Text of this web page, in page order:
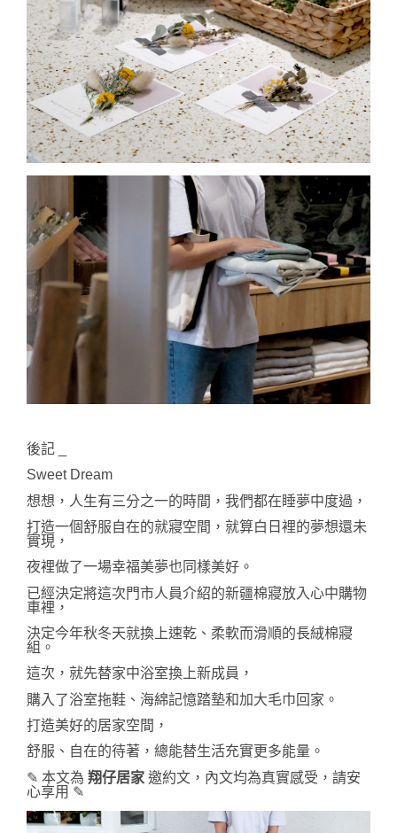
後記 _
Sweet Dream
想想，人生有三分之一的時間，我們都在睡夢中度過，
打造一個舒服自在的就寢空間，就算白日裡的夢想還未
實現，
夜裡做了一場幸福美夢也同樣美好。
已經決定將這次門市人員介紹的新疆棉寢放入心中購物
車裡，
決定今年秋冬天就換上速乾、柔軟而滑順的長絨棉寢
組。
這次，就先替家中浴室換上新成員，
購入了浴室拖鞋、海綿記憶踏墊和加大毛巾回家。
打造美好的居家空間，
舒服、自在的待著， 總能替生活充實更多能量。
✎ 本文為 翔仔居家 邀約文，內文均為真實感受，請安
心享用 ✎